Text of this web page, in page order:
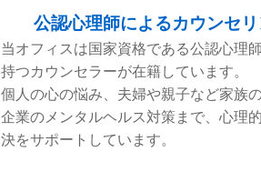
公認心理師によるカウンセ
当オフィスは国家資格である公認心理
持つカウンセラーが在籍しています。
個人の心の悩み、夫婦や親子など家族
企業のメンタルヘルス対策まで、心理
決をサポートしています。